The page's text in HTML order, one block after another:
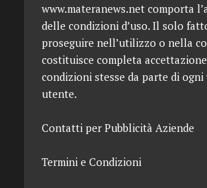
www.materanews.net comporta
delle condizioni d’uso. Il solo
proseguire nell’utilizzo o nella
costituisce completa
condizioni stesse da parte di
utente.
Contatti per Pubblicità Aziende
Termini e Condizioni